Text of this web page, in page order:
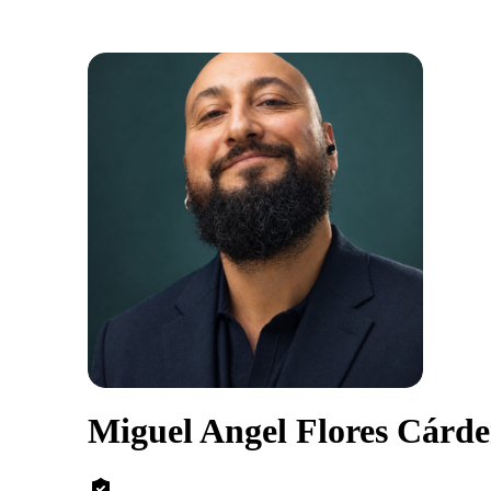
Miguel Angel Flores